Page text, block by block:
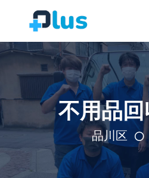
不用品
品川区